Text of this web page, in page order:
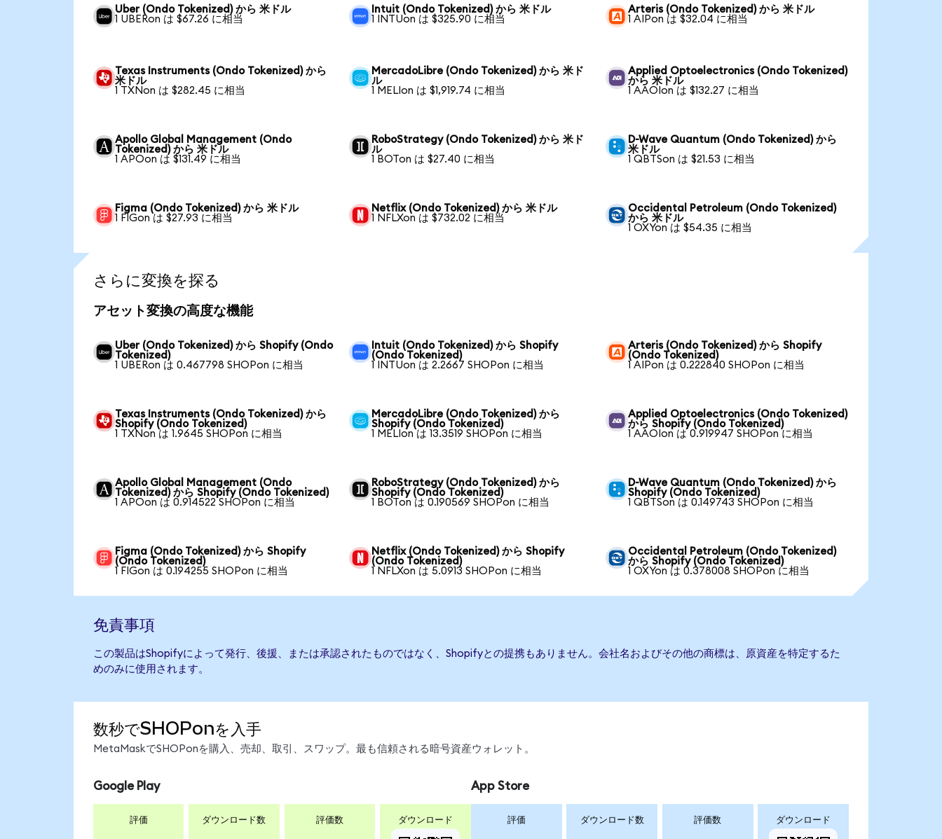
Uber (Ondo Tokenized) から 米ドル
1 UBERon は $67.26 に相当
Intuit (Ondo Tokenized) から 米ドル
1 INTUon は $325.90 に相当
Arteris (Ondo Tokenized) から 米ドル
1 AIPon は $32.04 に相当
Texas Instruments (Ondo Tokenized) から
米ドル
1 TXNon は $282.45 に相当
MercadoLibre (Ondo Tokenized) から 米ド
ル
1 MELIon は $1,919.74 に相当
Applied Optoelectronics (Ondo Tokenized)
から 米ドル
1 AAOIon は $132.27 に相当
Apollo Global Management (Ondo
Tokenized) から 米ドル
1 APOon は $131.49 に相当
RoboStrategy (Ondo Tokenized) から 米ド
ル
1 BOTon は $27.40 に相当
D-Wave Quantum (Ondo Tokenized) から
米ドル
1 QBTSon は $21.53 に相当
Figma (Ondo Tokenized) から 米ドル
1 FIGon は $27.93 に相当
Netflix (Ondo Tokenized) から 米ドル
1 NFLXon は $732.02 に相当
Occidental Petroleum (Ondo Tokenized)
から 米ドル
1 OXYon は $54.35 に相当
さらに変換を探る
アセット変換の高度な機能
Uber (Ondo Tokenized) から Shopify (Ondo
Tokenized)
1 UBERon は 0.467798 SHOPon に相当
Intuit (Ondo Tokenized) から Shopify
(Ondo Tokenized)
1 INTUon は 2.2667 SHOPon に相当
Arteris (Ondo Tokenized) から Shopify
(Ondo Tokenized)
1 AIPon は 0.222840 SHOPon に相当
Texas Instruments (Ondo Tokenized) から
Shopify (Ondo Tokenized)
1 TXNon は 1.9645 SHOPon に相当
MercadoLibre (Ondo Tokenized) から
Shopify (Ondo Tokenized)
1 MELIon は 13.3519 SHOPon に相当
Applied Optoelectronics (Ondo Tokenized)
から Shopify (Ondo Tokenized)
1 AAOIon は 0.919947 SHOPon に相当
Apollo Global Management (Ondo
Tokenized) から Shopify (Ondo Tokenized)
1 APOon は 0.914522 SHOPon に相当
RoboStrategy (Ondo Tokenized) から
Shopify (Ondo Tokenized)
1 BOTon は 0.190569 SHOPon に相当
D-Wave Quantum (Ondo Tokenized) から
Shopify (Ondo Tokenized)
1 QBTSon は 0.149743 SHOPon に相当
Figma (Ondo Tokenized) から Shopify
(Ondo Tokenized)
1 FIGon は 0.194255 SHOPon に相当
Netflix (Ondo Tokenized) から Shopify
(Ondo Tokenized)
1 NFLXon は 5.0913 SHOPon に相当
Occidental Petroleum (Ondo Tokenized)
から Shopify (Ondo Tokenized)
1 OXYon は 0.378008 SHOPon に相当
免責事項
この製品はShopifyによって発行、後援、または承認されたものではなく、Shopifyとの提携もありません。会社名およびその他の商標は、原資産を特定するた
めのみに使用されます。
数秒でSHOPonを入手
MetaMaskでSHOPonを購入、売却、取引、スワップ。最も信頼される暗号資産ウォレット。
Google Play
評価 ダウンロード数 評価数 ダウンロード
App Store
評価 ダウンロード数 評価数 ダウンロード